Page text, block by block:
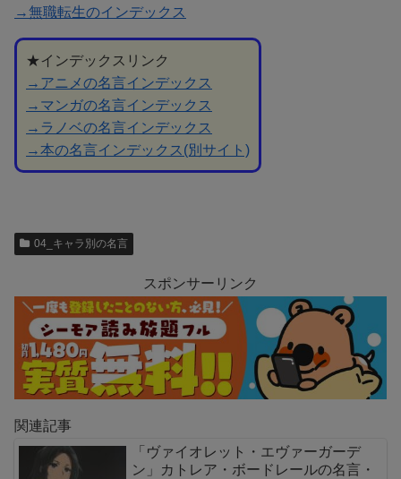
→無職転生のインデックス
★インデックスリンク
→アニメの名言インデックス
→マンガの名言インデックス
→ラノベの名言インデックス
→本の名言インデックス(別サイト)
04_キャラ別の名言
スポンサーリンク
関連記事
「ヴァイオレット・エヴァーガーデ
ン」カトレア・ボードレールの名言・